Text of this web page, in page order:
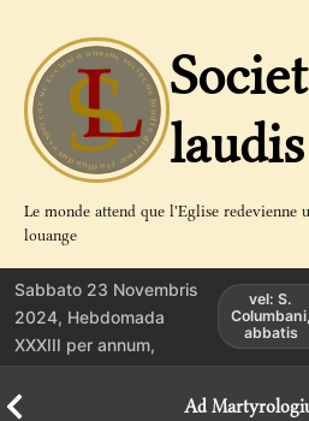
contenu
laudis
Le monde attend que l'Eglise redevienne
louange
Sabbato 23 Novembris
2024, Hebdomada
XXXIII per annum,
vel: S.
Columbani,
abbatis
Ad